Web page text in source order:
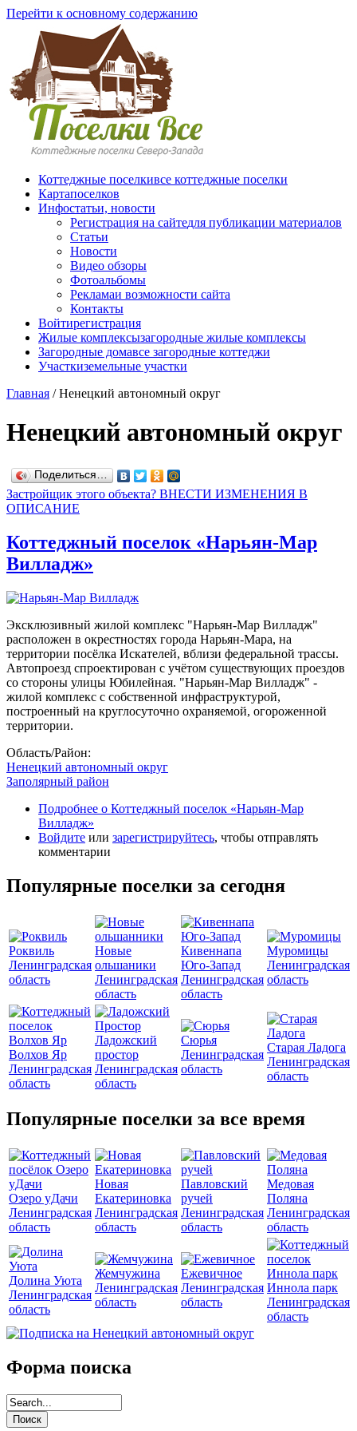
Перейти к основному содержанию
Коттеджные поселкивсе коттеджные поселки
Картапоселков
Инфостатьи, новости
Регистрация на сайтедля публикации материалов
Статьи
Новости
Видео обзоры
Фотоальбомы
Рекламаи возможности сайта
Контакты
Войтирегистрация
Жилые комплексызагородные жилые комплексы
Загородные домавсе загородные коттеджи
Участкиземельные участки
Главная /Ненецкий автономный округ
Ненецкий автономный округ
Поделиться…
Застройщик этого объекта? ВНЕСТИ ИЗМЕНЕНИЯ В
ОПИСАНИЕ
Коттеджный поселок «Нарьян-Мар
Вилладж»
Эксклюзивный жилой комплекс "Нарьян-Мар Вилладж"
расположен в окрестностях города Нарьян-Мара, на
территории посёлка Искателей, вблизи федеральной трассы.
Автопроезд спроектирован с учётом существующих проездов
со стороны улицы Юбилейная. "Нарьян-Мар Вилладж" -
жилой комплекс с собственной инфраструктурой,
построенный на круглосуточно охраняемой, огороженной
территории.
Область/Район:
Ненецкий автономный округ
Заполярный район
Подробнее о Коттеджный поселок «Нарьян-Мар
Вилладж»
Войдите или зарегистрируйтесь, чтобы отправлять
комментарии
Популярные поселки за сегодня
Роквиль
Ленинградская
область
Новые
ольшаники
Ленинградская
область
Кивеннапа
Юго-Запад
Ленинградская
область
Муромицы
Ленинградская
область
Волхов Яр
Ленинградская
область
Ладожский
простор
Ленинградская
область
Сюрья
Ленинградская
область
Старая Ладога
Ленинградская
область
Популярные поселки за все время
Озеро уДачи
Ленинградская
область
Новая
Екатериновка
Ленинградская
область
Павловский
ручей
Ленинградская
область
Медовая
Поляна
Ленинградская
область
Долина Уюта
Ленинградская
область
Жемчужина
Ленинградская
область
Ежевичное
Ленинградская
область
Иннола парк
Ленинградская
область
Форма поиска